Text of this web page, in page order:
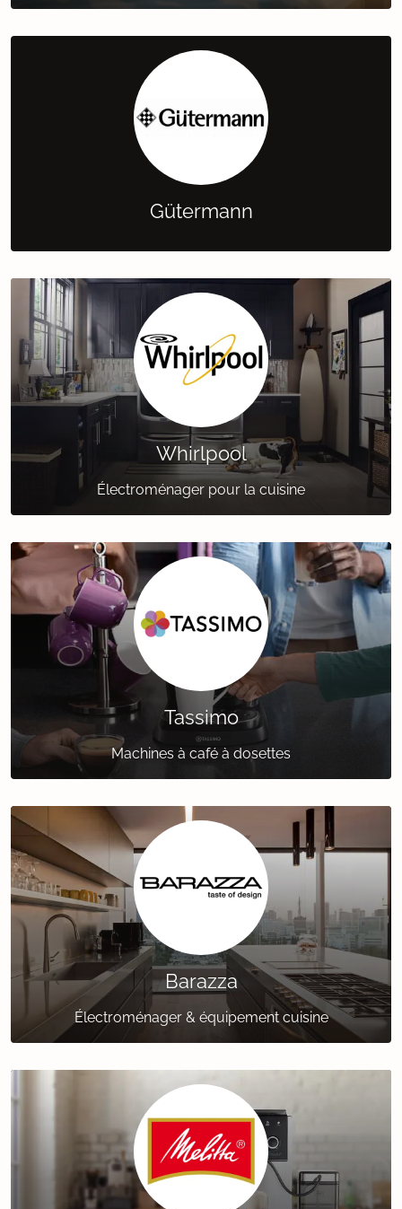
Gütermann
Whirlpool
Électroménager pour la cuisine
Tassimo
Machines à café à dosettes
Barazza
Électroménager & équipement cuisine